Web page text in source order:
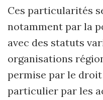
Ces particularités
notamment par la
avec des statuts
organisations
permise par le
particulier par les